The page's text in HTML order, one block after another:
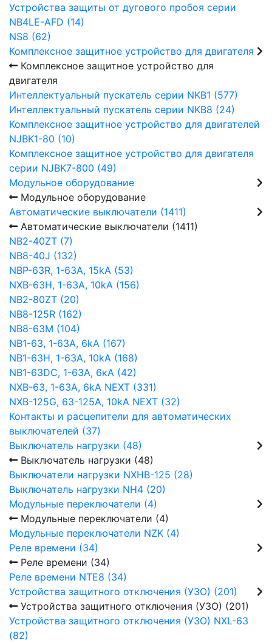
Устройства защиты от дугового пробоя серии
NB4LE-AFD (14)
NS8 (62)
Комплексное защитное устройство для двигателя
Комплексное защитное устройство для
двигателя
Интеллектуальный пускатель серии NKB1 (577)
Интеллектуальный пускатель серии NKB8 (24)
Комплексное защитное устройство для двигателей
NJBK1-80 (10)
Комплексное защитное устройство для двигателя
серии NJBK7-800 (49)
Модульное оборудование
Модульное оборудование
Автоматические выключатели (1411)
Автоматические выключатели (1411)
NB2-40ZT (7)
NB8-40J (132)
NBP-63R, 1-63A, 15kA (53)
NXB-63H, 1-63A, 10kA (156)
NB2-80ZT (20)
NB8-125R (162)
NB8-63М (104)
NB1-63, 1-63А, 6kA (167)
NB1-63H, 1-63А, 10kA (168)
NB1-63DC, 1-63А, 6кА (42)
NXB-63, 1-63А, 6kA NEXT (331)
NXB-125G, 63-125А, 10kA NEXT (32)
Контакты и расцепители для автоматических
выключателей (37)
Выключатель нагрузки (48)
Выключатель нагрузки (48)
Выключатели нагрузки NXHB-125 (28)
Выключатель нагрузки NH4 (20)
Модульные переключатели (4)
Модульные переключатели (4)
Модульные переключатели NZK (4)
Реле времени (34)
Реле времени (34)
Реле времени NTE8 (34)
Устройства защитного отключения (УЗО) (201)
Устройства защитного отключения (УЗО) (201)
Устройства защитного отключения (УЗО) NXL-63
(82)